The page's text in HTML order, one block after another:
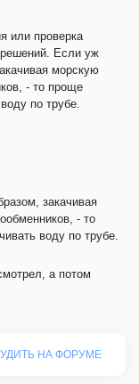
или проверка
решений. Если уж
морскую
- то проще
по трубе.
закачивая
- то
воду по трубе.
а потом
НА ФОРУМЕ